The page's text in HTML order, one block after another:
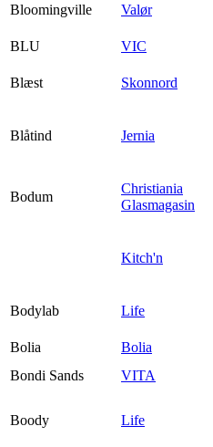
Bloomingville Valør
BLU
VIC
Blæst Skonnord
Blåtind Jernia
Bodum
Christiania
Glasmagasin
Kitch'n
Bodylab Life
Bolia
Bolia
Bondi Sands
VITA
Boody Life